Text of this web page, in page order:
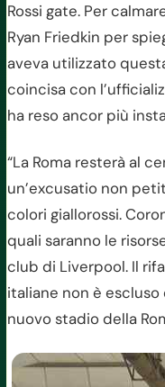
Rossi gate. Per
Ryan Friedkin per
aveva utilizzato
coincisa con
ha reso ancor più
“La Roma resterà al
un’excusatio non
colori giallorossi.
quali saranno le
club di Liverpool. Il
italiane non è
nuovo stadio della